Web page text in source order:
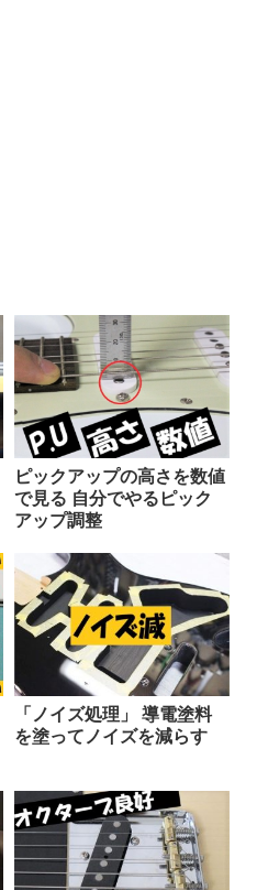
ピックアップの高さを数値
で見る 自分でやるピック
アップ調整
「ノイズ処理」 導電塗料
を塗ってノイズを減らす